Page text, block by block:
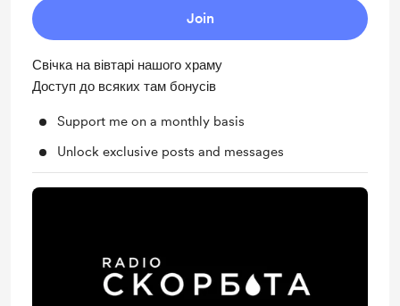
Join
Свічка на вівтарі нашого храму
Доступ до всяких там бонусів
Support me on a monthly basis
Unlock exclusive posts and messages